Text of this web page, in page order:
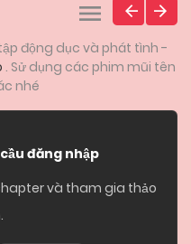
động dục và phát tình -
. Sử dụng các phim mũi tên
nhé
đăng nhập
và tham gia thảo